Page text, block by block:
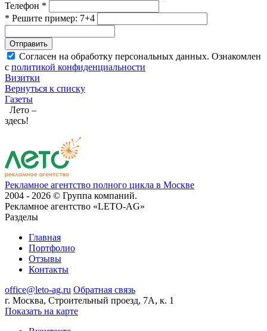
Телефон *
* Решите пример: 7+4
Отправить
Согласен на обработку персональных данных. Ознакомлен
с политикой конфиденциальности
Визитки
Вернуться к списку
Газеты
Лето –
здесь!
Рекламное агентство полного цикла в Москве
2004 - 2026 © Группа компаний.
Рекламное агентство «LETO-AG»
Разделы
Главная
Портфолио
Отзывы
Контакты
office@leto-ag.ru Обратная связь
г. Москва, Строительный проезд, 7А, к. 1
Показать на карте